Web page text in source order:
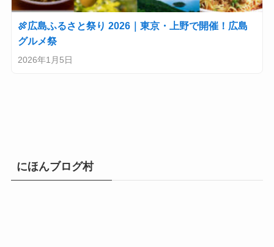
🍖広島ふるさと祭り 2026｜東京・上野で開催！広島
グルメ祭
2026年1月5日
にほんブログ村